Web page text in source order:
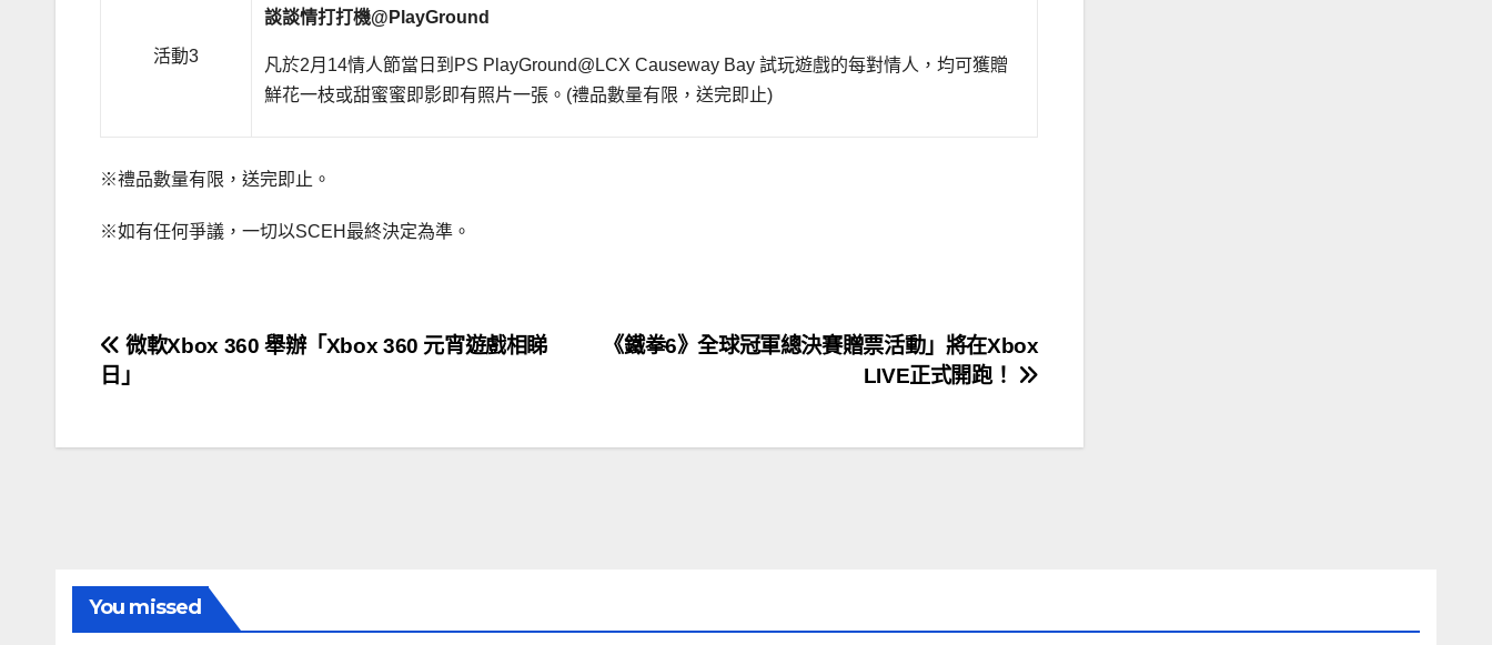
活動3
談談情打打機@PlayGround
凡於2月14情人節當日到PS PlayGround@LCX Causeway Bay 試玩遊戲的每對情人，均可獲贈
鮮花一枝或甜蜜蜜即影即有照片一張。(禮品數量有限，送完即止)
※禮品數量有限，送完即止。
※如有任何爭議，一切以SCEH最終決定為準。
文
章
導
《鐵拳6》全球冠軍總決賽贈票活動」將在Xbox
LIVE正式開跑！
微軟Xbox 360 舉辦「Xbox 360 元宵遊戲相睇
日」
You missed